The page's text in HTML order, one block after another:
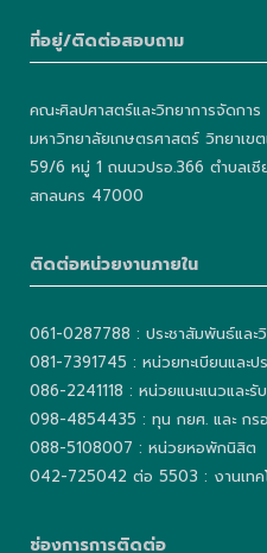
ที่อยู่/ติดต่อสอบถาม
คณะศิลปศาสตร์และวิทยาการจัดการ
มหาวิทยาลัยเกษตรศาสตร์ วิทยาเข
59/6 หมู่ 1 ถนนวปรอ.366 ตำบลเชี
สกลนคร 47000
ติดต่อหน่วยงานภายใน
061-0287788 : ประชาสัมพันธ์และ
081-7391745 : หน่วยทะเบียนและป
086-2241118 : หน่วยแนะแนวและรั
098-4854435 : ทุน กยศ. และ กร
088-5108007 : หน่วยหอพักนิสิต
042-725042 ต่อ 5503 : งานเทคโ
ช่องการการติดต่อ